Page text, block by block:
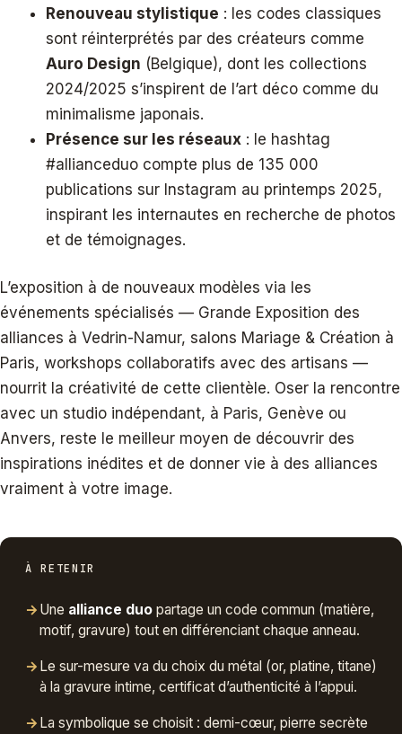
Renouveau stylistique : les codes classiques
sont réinterprétés par des créateurs comme
Auro Design (Belgique), dont les collections
2024/2025 s’inspirent de l’art déco comme du
minimalisme japonais.
Présence sur les réseaux : le hashtag
#allianceduo compte plus de 135 000
publications sur Instagram au printemps 2025,
inspirant les internautes en recherche de photos
et de témoignages.
L’exposition à de nouveaux modèles via les
événements spécialisés — Grande Exposition des
alliances à Vedrin-Namur, salons Mariage & Création à
Paris, workshops collaboratifs avec des artisans —
nourrit la créativité de cette clientèle. Oser la rencontre
avec un studio indépendant, à Paris, Genève ou
Anvers, reste le meilleur moyen de découvrir des
inspirations inédites et de donner vie à des alliances
vraiment à votre image.
À RETENIR
→ Une alliance duo partage un code commun (matière,
motif, gravure) tout en différenciant chaque anneau.
→ Le sur-mesure va du choix du métal (or, platine, titane)
à la gravure intime, certificat d’authenticité à l’appui.
→ La symbolique se choisit : demi-cœur, pierre secrète